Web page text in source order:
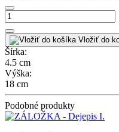
Vložiť do
Šírka:
4.5 cm
Výška:
18 cm
Podobné produkty